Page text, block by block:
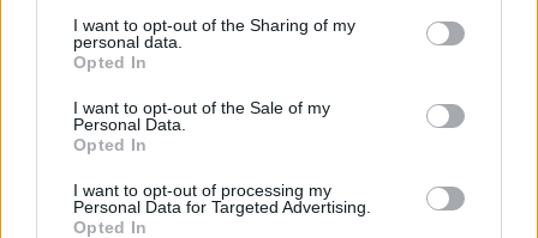
I want to opt-out of the Sharing of my
personal data.
Opted In
I want to opt-out of the Sale of my
Personal Data.
Opted In
I want to opt-out of processing my
Personal Data for Targeted Advertising.
Opted In
CAPTCHA
maig 9, 2026